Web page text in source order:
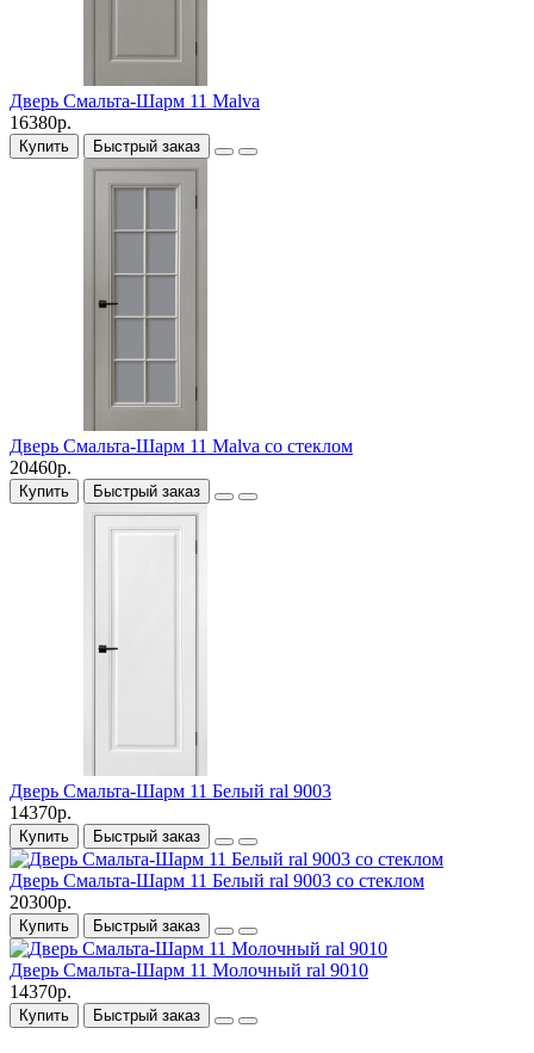
Дверь Смальта-Шарм 11 Malva
16380р.
Купить Быстрый заказ
Дверь Смальта-Шарм 11 Malva со стеклом
20460р.
Купить Быстрый заказ
Дверь Смальта-Шарм 11 Белый ral 9003
14370р.
Купить Быстрый заказ
Дверь Смальта-Шарм 11 Белый ral 9003 со стеклом
20300р.
Купить Быстрый заказ
Дверь Смальта-Шарм 11 Молочный ral 9010
14370р.
Купить Быстрый заказ